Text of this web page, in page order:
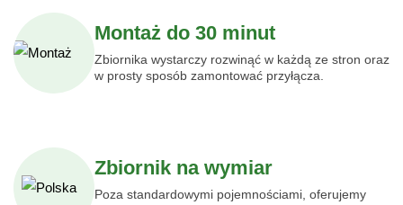
Montaż do 30 minut
Zbiornika wystarczy rozwinąć w każdą ze stron oraz
w prosty sposób zamontować przyłącza.
Zbiornik na wymiar
Poza standardowymi pojemnościami, oferujemy